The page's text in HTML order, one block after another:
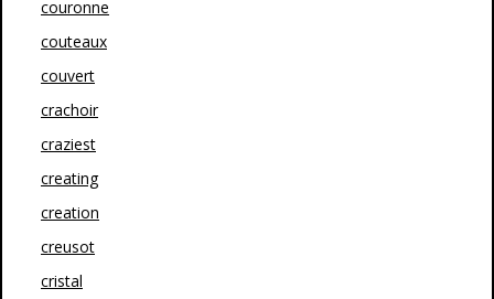
couronne
couteaux
couvert
crachoir
craziest
creating
creation
creusot
cristal